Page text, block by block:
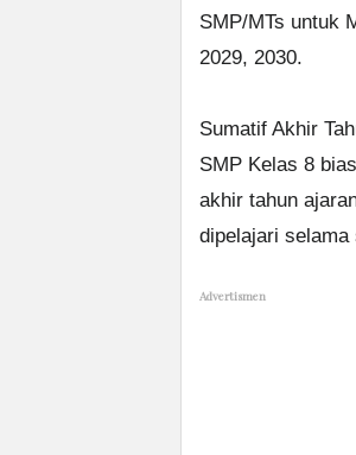
SMP/MTs untuk
2029, 2030.
Sumatif Akhir
SMP Kelas 8
akhir tahun
dipelajari selama
Advertismen